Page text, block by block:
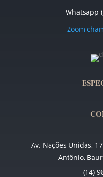
Whatsapp
Zoom
Av. Nações Unidas,
Antônio,
(14)